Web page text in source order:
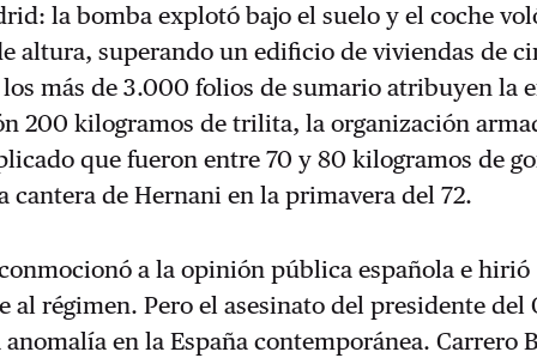
la bomba explotó bajo el suelo y el coche
altura, superando un edificio de viviendas de
más de 3.000 folios de sumario atribuyen la
200 kilogramos de trilita, la organización
que fueron entre 70 y 80 kilogramos de
cantera de Hernani en la primavera del 72.
a la opinión pública española e hirió
al régimen. Pero el asesinato del presidente del
en la España contemporánea. Carrero